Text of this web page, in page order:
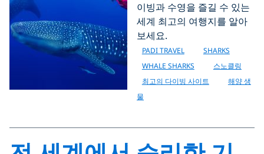
이빙과 수영을 즐길 수 있는
세계 최고의 여행지를 알아
보세요.
PADI TRAVEL
SHARKS
WHALE SHARKS
스노클링
최고의 다이빙 사이트
해양 생
물